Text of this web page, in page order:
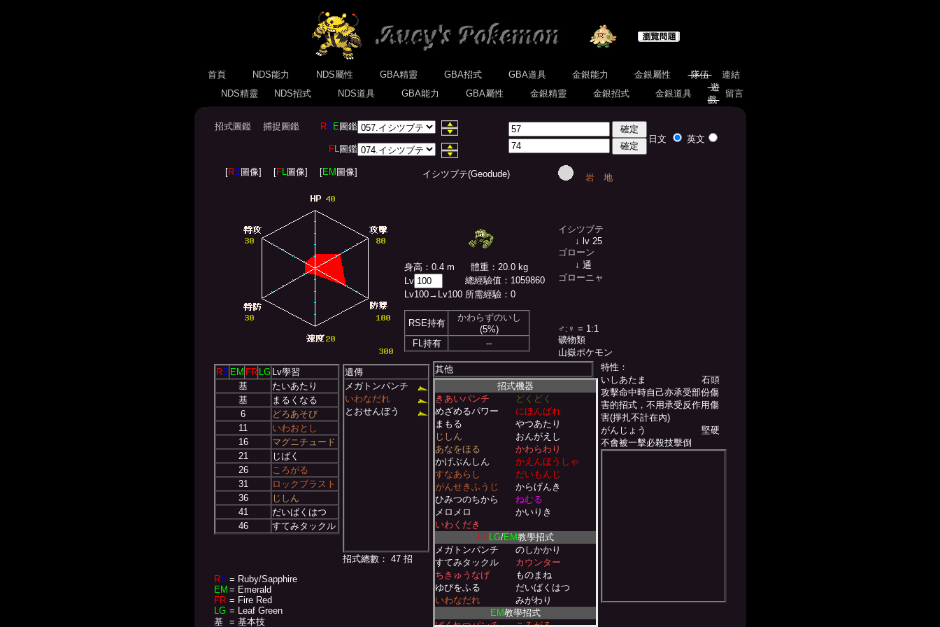
首頁 NDS能力 NDS屬性 GBA精靈 GBA招式 GBA道具 金銀能力 金銀屬性 隊伍
連結
NDS精靈
NDS招式 NDS道具 GBA能力 GBA屬性 金銀精靈 金銀招式 金銀道具
遊
戲
留言
招式圖鑑 捕捉圖鑑 RS E圖鑑
FL圖鑑
日文 英文
[RS 圖像] [FL圖像] [EM 圖像] イシツブテ(Geodude) 岩 地
身高：0.4 m
體重：20.0 kg
Lv
總經驗值 ： 1059860
Lv100→Lv100 所需經驗： 0
RSE持有
かわらずのいし
(5%)
FL持有
--
イシツブテ
↓ lv 25
ゴローン
↓ 通
ゴローニャ
♂:♀ = 1:1
礦物類
山嶽ポケモン
其他
招式機器
きあいパンチ
どくどく
めざめるパワー
にほんばれ
まもる
やつあたり
じしん
おんがえし
あなをほる
かわらわり
かげぶんしん
かえんほうしゃ
すなあらし
だいもんじ
がんせきふうじ
からげんき
ひみつのちから
ねむる
メロメロ
かいりき
いわくだき
FRLG/EM教學招式
メガトンパンチ
のしかかり
すてみタックル
カウンター
ちきゅうなげ
ものまね
ゆびをふる
だいばくはつ
いわなだれ
みがわり
EM教學招式
特性：
いしあたま
石頭
攻擊命中時自己亦承受部份傷
害的招式，不用承受反作用傷
害(掙扎不計在內)
がんじょう
堅硬
不會被一擊必殺技擊倒
RS EM FR LG Lv學習
基
たいあたり
基
まるくなる
6
どろあそび
11
いわおとし
16
マグニチュード
21
じばく
26
ころがる
31
ロックブラスト
36
じしん
41
だいばくはつ
46
すてみタックル
RS = Ruby/Sapphire
EM = Emerald
FR = Fire Red
LG = Leaf Green
基
= 基本技
遺傳
メガトンパンチ
いわなだれ
とおせんぼう
招式總數： 47 招